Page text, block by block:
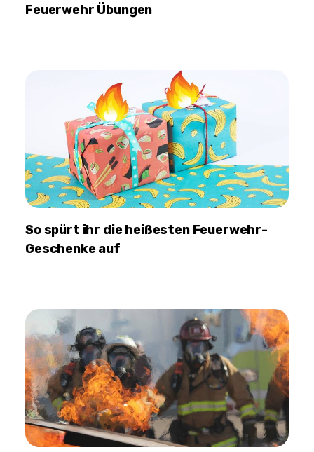
Feuerwehr Übungen
So spürt ihr die heißesten Feuerwehr-
Geschenke auf